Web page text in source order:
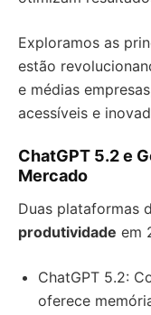
Exploramos as
estão
e médias
acessíveis e
ChatGPT 5.2 e
Mercado
Duas plataformas
produtividade em
ChatGPT 5.2:
oferece